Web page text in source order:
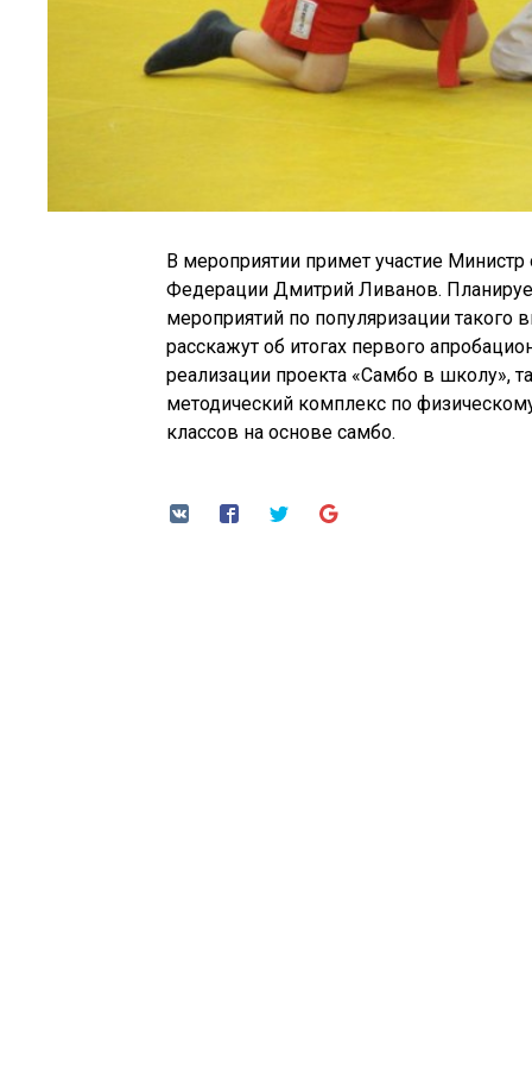
В мероприятии примет участие
Федерации Дмитрий Ливанов.
мероприятий по популяризации такого
расскажут об итогах первого
реализации проекта «Самбо в школу»,
методический комплекс по
классов на основе самбо.